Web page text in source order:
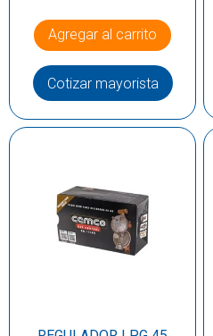
Agregar al carrito
Cotizar mayorista